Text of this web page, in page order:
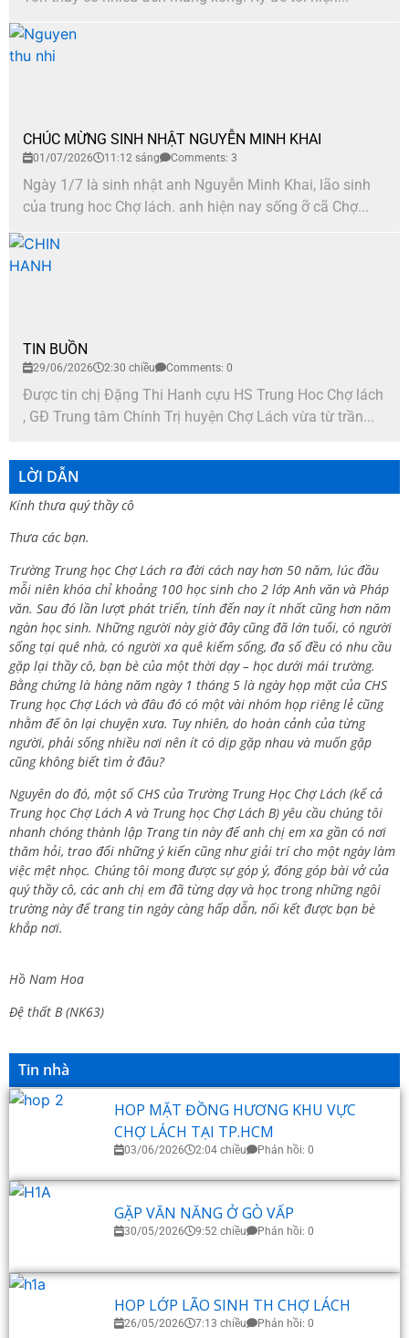
CHÚC MỪNG SINH NHẬT NGUYỄN MINH KHAI
01/07/2026 11:12 sáng Comments: 3
Ngày 1/7 là sinh nhật anh Nguyễn Minh Khai, lão sinh
của trung hoc Chợ lách. anh hiện nay sống ỡ cã Chợ...
TIN BUỒN
29/06/2026 2:30 chiều Comments: 0
Được tin chị Đặng Thi Hanh cựu HS Trung Hoc Chợ lách
, GĐ Trung tâm Chính Trị huyện Chợ Lách vừa từ trần...
LỜI DẪN
Kính thưa quý thầy cô
Thưa các bạn.
Trường Trung học Chợ Lách ra đời cách nay hơn 50 năm, lúc đầu
mỗi niên khóa chỉ khoảng 100 học sinh cho 2 lớp Anh văn và Pháp
văn. Sau đó lần lượt phát triển, tính đến nay ít nhất cũng hơn năm
ngàn học sinh. Những người này giờ đây cũng đã lớn tuổi, có người
sống tại quê nhà, có người xa quê kiếm sống, đa số đều có nhu cầu
gặp lại thầy cô, bạn bè của một thời dạy – học dưới mái trường.
Bằng chứng là hàng năm ngày 1 tháng 5 là ngày họp mặt của CHS
Trung học Chợ Lách và đâu đó có một vài nhóm họp riêng lẻ cũng
nhằm để ôn lại chuyện xưa. Tuy nhiên, do hoàn cảnh của từng
người, phải sống nhiều nơi nên ít có dịp gặp nhau và muốn gặp
cũng không biết tìm ở đâu?
Nguyên do đó, một số CHS của Trường Trung Học Chợ Lách (kể cả
Trung học Chợ Lách A và Trung học Chợ Lách B) yêu cầu chúng tôi
nhanh chóng thành lập Trang tin này để anh chị em xa gần có nơi
thăm hỏi, trao đổi những ý kiến cũng như giải trí cho một ngày làm
việc mệt nhọc. Chúng tôi mong được sự góp ý, đóng góp bài vở của
quý thầy cô, các anh chị em đã từng dạy và học trong những ngôi
trường này để trang tin ngày càng hấp dẫn, nối kết được bạn bè
khắp nơi.
Hồ Nam Hoa
Đệ thất B (NK63)
Tin nhà
HOP MẶT ĐỒNG HƯƠNG KHU VỰC
CHỢ LÁCH TẠI TP.HCM
03/06/2026 2:04 chiều Phản hồi: 0
GẶP VĂN NĂNG Ở GÒ VẤP
30/05/2026 9:52 chiều Phản hồi: 0
HOP LỚP LÃO SINH TH CHỢ LÁCH
26/05/2026 7:13 chiều Phản hồi: 0